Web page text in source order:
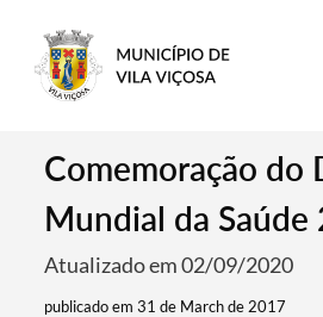
Comemoração do
Mundial da Saúde
Atualizado em 02/09/2020
publicado em 31 de March de 2017